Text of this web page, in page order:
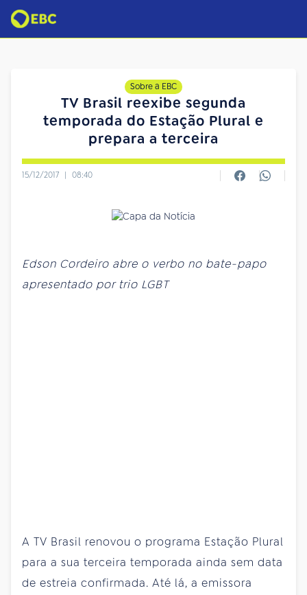
Sobre a EBC
TV Brasil reexibe segunda
temporada do Estação Plural e
prepara a terceira
15/12/2017 | 08:40
Edson Cordeiro abre o verbo no bate-papo
apresentado por trio LGBT
A TV Brasil renovou o programa Estação Plural
para a sua terceira temporada ainda sem data
de estreia confirmada. Até lá, a emissora